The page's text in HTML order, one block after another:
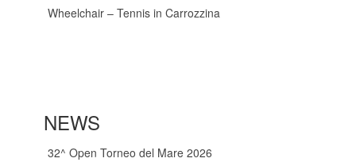
Wheelchair – Tennis in Carrozzina
NEWS
32^ Open Torneo del Mare 2026